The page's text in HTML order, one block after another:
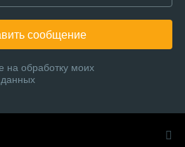
сообщение
на обработку моих